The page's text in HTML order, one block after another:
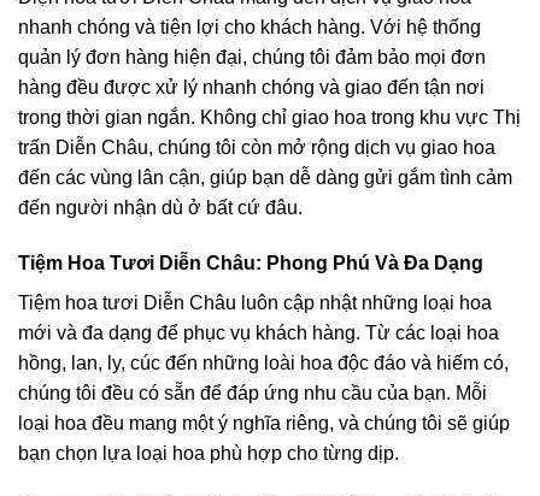
nhanh chóng và tiện lợi cho khách hàng. Với hệ thống
quản lý đơn hàng hiện đại, chúng tôi đảm bảo mọi đơn
hàng đều được xử lý nhanh chóng và giao đến tận nơi
trong thời gian ngắn. Không chỉ giao hoa trong khu vực Thị
trấn Diễn Châu, chúng tôi còn mở rộng dịch vụ giao hoa
đến các vùng lân cận, giúp bạn dễ dàng gửi gắm tình cảm
đến người nhận dù ở bất cứ đâu.
Tiệm Hoa Tươi Diễn Châu: Phong Phú Và Đa Dạng
Tiệm hoa tươi Diễn Châu luôn cập nhật những loại hoa
mới và đa dạng để phục vụ khách hàng. Từ các loại hoa
hồng, lan, ly, cúc đến những loài hoa độc đáo và hiếm có,
chúng tôi đều có sẵn để đáp ứng nhu cầu của bạn. Mỗi
loại hoa đều mang một ý nghĩa riêng, và chúng tôi sẽ giúp
bạn chọn lựa loại hoa phù hợp cho từng dịp.